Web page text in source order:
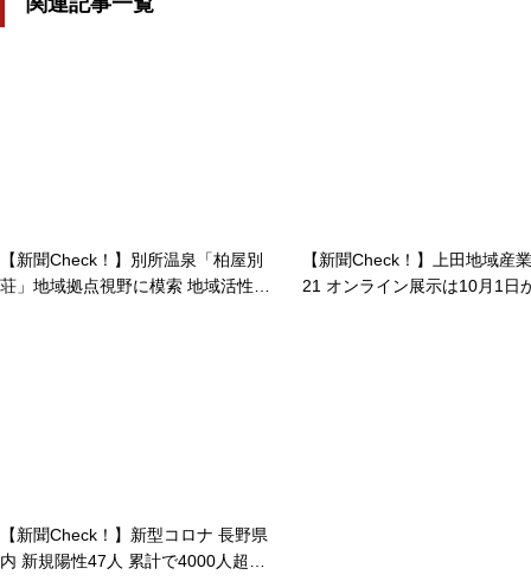
【新聞Check！】別所温泉「柏屋別
荘」地域拠点視野に模索 地域活性
【新聞Check！】上田地域産
21 オンライン展示は10月1日
【新聞Check！】新型コロナ 長野県
内 新規陽性47人 累計で4000人超え